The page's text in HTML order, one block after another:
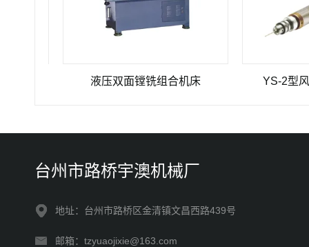
液压双面镗铣组合机床 YS-2型风电
台州市路桥宇澳机械厂
地址：台州市路桥区金清镇文昌西路439号
邮箱：tzyuaojixie@163.com